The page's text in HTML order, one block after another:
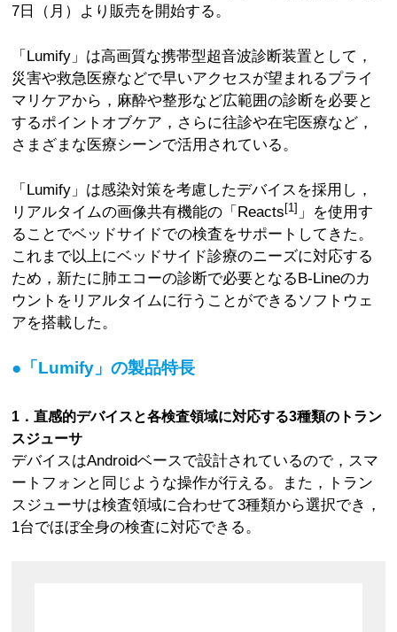
7日（月）より販売を開始する。
「Lumify」は高画質な携帯型超音波診断装置として，
災害や救急医療などで早いアクセスが望まれるプライ
マリケアから，麻酔や整形など広範囲の診断を必要と
するポイントオブケア，さらに往診や在宅医療など，
さまざまな医療シーンで活用されている。
「Lumify」は感染対策を考慮したデバイスを採用し，
リアルタイムの画像共有機能の「Reacts[1] 」を使用す
ることでベッドサイドでの検査をサポートしてきた。
これまで以上にベッドサイド診療のニーズに対応する
ため，新たに肺エコーの診断で必要となるB-Lineのカ
ウントをリアルタイムに行うことができるソフトウェ
アを搭載した。
●「Lumify」の製品特長
1．直感的デバイスと各検査領域に対応する3種類のトラン
スジューサ
デバイスはAndroidベースで設計されているので，スマ
ートフォンと同じような操作が行える。また，トラン
スジューサは検査領域に合わせて3種類から選択でき，
1台でほぼ全身の検査に対応できる。